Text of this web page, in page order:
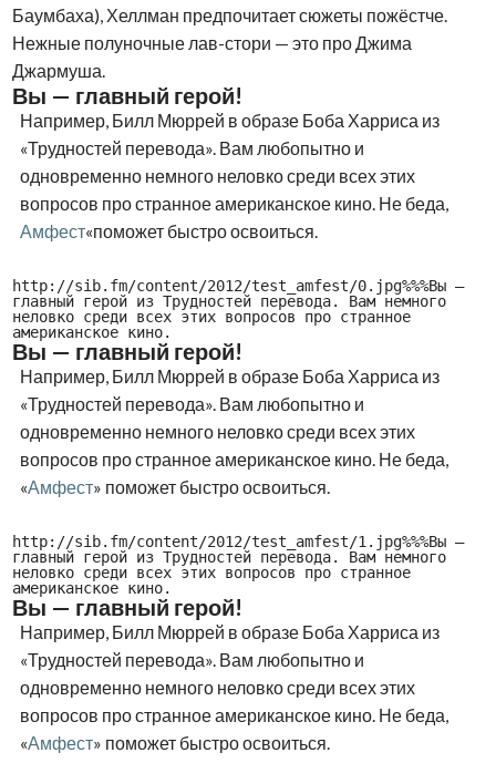
Баумбаха), Хеллман предпочитает сюжеты пожёстче.
Нежные полуночные лав-стори — это про Джима
Джармуша.
Вы — главный герой!
Например, Билл Мюррей в образе Боба Харриса из
«Трудностей перевода». Вам любопытно и
одновременно немного неловко среди всех этих
вопросов про странное американское кино. Не беда,
Амфест«поможет быстро освоиться.
http://sib.fm/content/2012/test_amfest/0.jpg%%%Вы —
главный герой из Трудностей перевода. Вам немного
неловко среди всех этих вопросов про странное
американское кино.
Вы — главный герой!
Например, Билл Мюррей в образе Боба Харриса из
«Трудностей перевода». Вам любопытно и
одновременно немного неловко среди всех этих
вопросов про странное американское кино. Не беда,
«Амфест» поможет быстро освоиться.
http://sib.fm/content/2012/test_amfest/1.jpg%%%Вы —
главный герой из Трудностей перевода. Вам немного
неловко среди всех этих вопросов про странное
американское кино.
Вы — главный герой!
Например, Билл Мюррей в образе Боба Харриса из
«Трудностей перевода». Вам любопытно и
одновременно немного неловко среди всех этих
вопросов про странное американское кино. Не беда,
«Амфест» поможет быстро освоиться.